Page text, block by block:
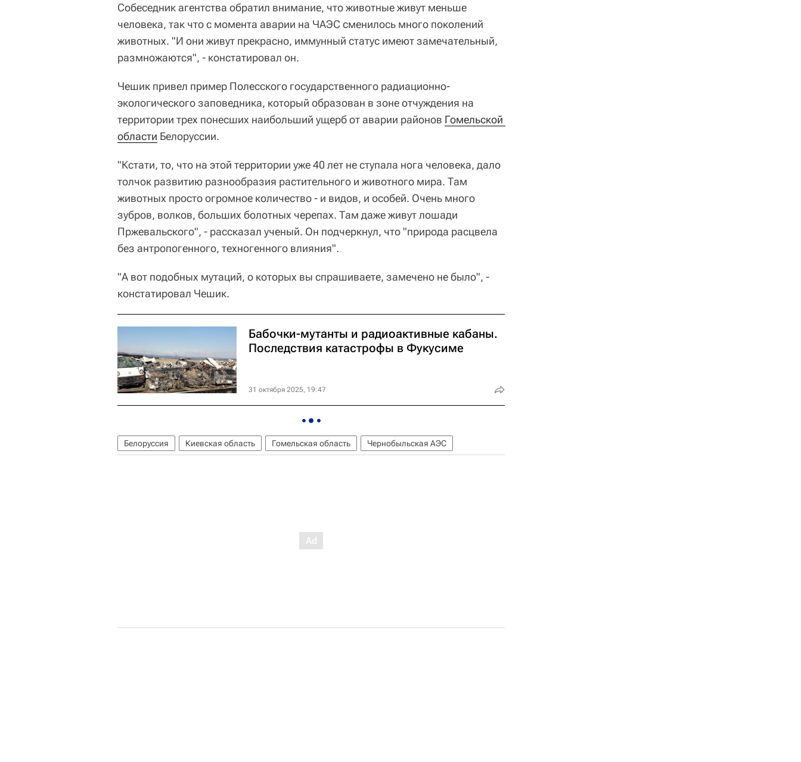
Собеседник агентства обратил внимание, что животные живут меньше
человека, так что с момента аварии на ЧАЭС сменилось много поколений
животных. "И они живут прекрасно, иммунный статус имеют замечательный,
размножаются", - констатировал он.
Чешик привел пример Полесского государственного радиационно-
экологического заповедника, который образован в зоне отчуждения на
территории трех понесших наибольший ущерб от аварии районов Гомельской
области Белоруссии.
"Кстати, то, что на этой территории уже 40 лет не ступала нога человека, дало
толчок развитию разнообразия растительного и животного мира. Там
животных просто огромное количество - и видов, и особей. Очень много
зубров, волков, больших болотных черепах. Там даже живут лошади
Пржевальского", - рассказал ученый. Он подчеркнул, что "природа расцвела
без антропогенного, техногенного влияния".
"А вот подобных мутаций, о которых вы спрашиваете, замечено не было", -
констатировал Чешик.
Бабочки-мутанты и радиоактивные кабаны.
Последствия катастрофы в Фукусиме
31 октября 2025, 19:47
Белоруссия Киевская область Гомельская область Чернобыльская АЭС